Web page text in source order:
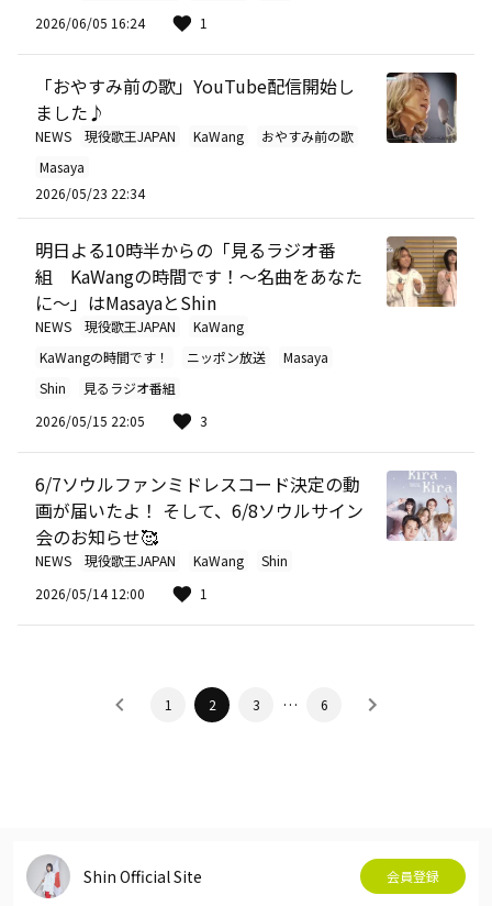
2026/06/05 16:24
1
「おやすみ前の歌」YouTube配信開始し
ました♪
NEWS 現役歌王JAPAN KaWang
おやすみ前の歌
Masaya
2026/05/23 22:34
明日よる10時半からの「見るラジオ番
組 KaWangの時間です！～名曲をあなた
に～」はMasayaとShin
NEWS 現役歌王JAPAN
KaWang
KaWangの時間です！
ニッポン放送
Masaya
Shin
見るラジオ番組
2026/05/15 22:05
3
6/7ソウルファンミドレスコード決定の動
画が届いたよ！ そして、6/8ソウルサイン
会のお知らせ🥰
NEWS 現役歌王JAPAN KaWang
Shin
2026/05/14 12:00
1
1 2 3 … 6
Shin Official Site 会員登録